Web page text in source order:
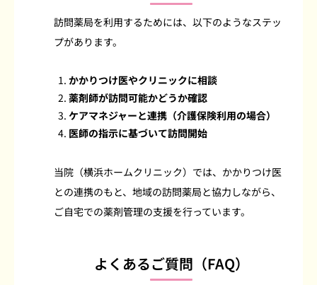
訪問薬局を利用するためには、以下のようなステッ
プがあります。
かかりつけ医やクリニックに相談
薬剤師が訪問可能かどうか確認
ケアマネジャーと連携（介護保険利用の場合）
医師の指示に基づいて訪問開始
当院（横浜ホームクリニック）では、かかりつけ医
との連携のもと、地域の訪問薬局と協力しながら、
ご自宅での薬剤管理の支援を行っています。
よくあるご質問（FAQ）